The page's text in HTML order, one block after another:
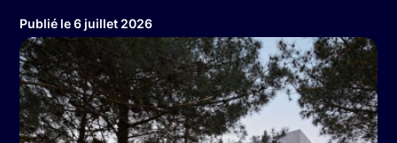
Publié le 6 juillet 2026